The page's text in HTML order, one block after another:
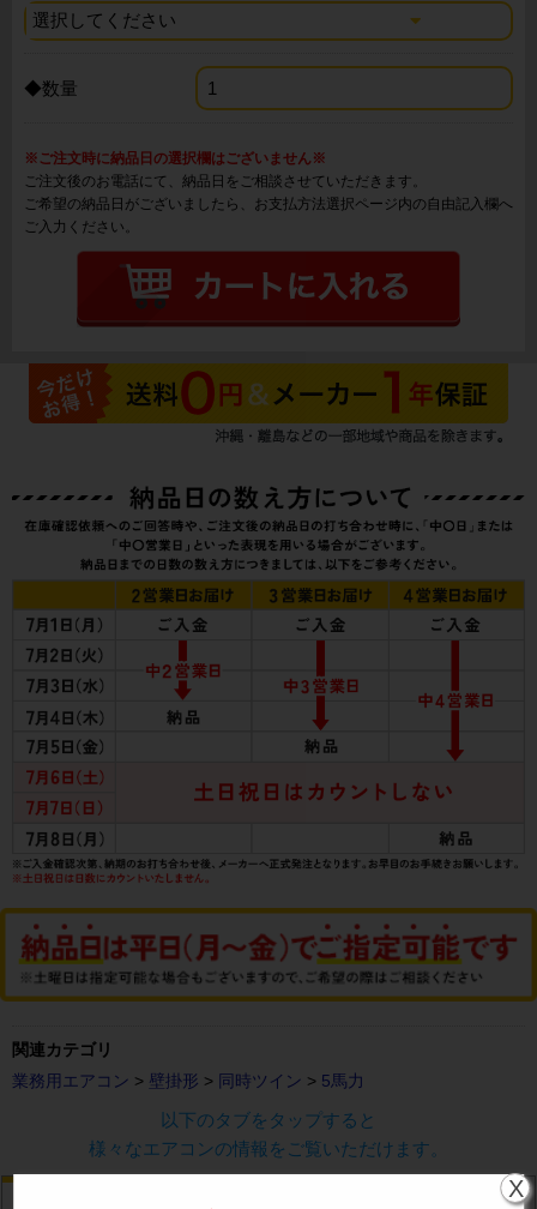
◆数量
※ご注文時に納品日の選択欄はございません※
ご注文後のお電話にて、納品日をご相談させていただきます。
ご希望の納品日がございましたら、お支払方法選択ページ内の自由記入欄へ
ご入力ください。
関連カテゴリ
業務用エアコン > 壁掛形 > 同時ツイン > 5馬力
以下のタブをタップすると
様々なエアコンの情報をご覧いただけます。
X